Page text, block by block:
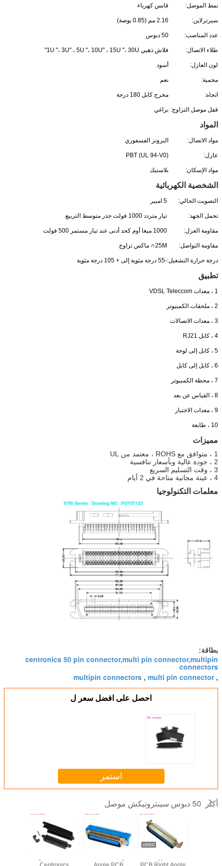
نمط الموصل: قابس كهرباء
سيرترلاين: 2.16 مم (0.85 بوصة)
عدد المناصب: 50 دبوس
طلاء الاتصال: فلاش ذهبي 1U "، 3U" ، 5U "، 10U" ، 15U "، 30U"
لون العازل: أسود
محمية: نعم
اتجاه: مخرج كابل 180 درجة
قفل موصل التزاوج: براغي
المواد
مواد الاتصال: البرونز الفسفوري
عازل: PBT (UL 94-V0)
مواد الإسكان: بلاستيك
الشخصية الكهربائية
التصويت الحالي: 5 امبير
تحمل الجهد: تيار متردد 1000 فولت جذر متوسط ​​التربيع
مقاومة العزل: 1000 ميغا أوم كحد أدنى عند تيار مستمر 500 فولت
مقاومة التواصل: 25M∩ ماكس تزاوج
درجة حرارة التشغيل:-55 درجة مئوية إلى + 105 درجة مئوية
تطبيق
1 ، معدات VDSL Teleccom
2 ، ملحقات الكمبيوتر
3 ، معدات الاتصالات
4 ، كابل RJ21
5 ، كابل إلى لوحة
6 ، كابل إلى كابل
7 ، محطة الكمبيوتر
8 ، القياس عن بعد
9 ، معدات الاختبار
10 ، طابعة
مميزات
1 ، متوافق مع ROHS ، معتمد من UL
2 ، جودة عالية وبأسعار تنافسية
3 ، وقت التسليم السريع
4 ، عينة مجانية متاحة في 2 أيام
معلمات التكنولوجيا
بطاقة:
centronics 50 pin connector,multi pin connector,multipin
connectors
,
multi pin connector
,
multipin connectors
احصل على افضل سعر ل
استمر
أكثر 50 دبوس سينترونيكش موصل